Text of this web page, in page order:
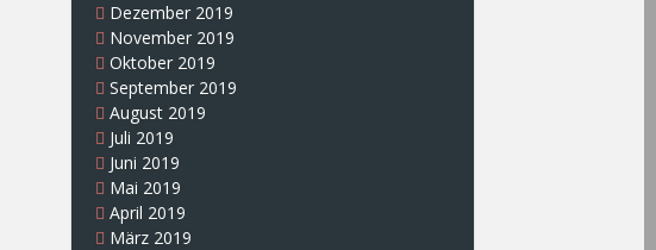
Dezember 2019
November 2019
Oktober 2019
September 2019
August 2019
Juli 2019
Juni 2019
Mai 2019
April 2019
März 2019